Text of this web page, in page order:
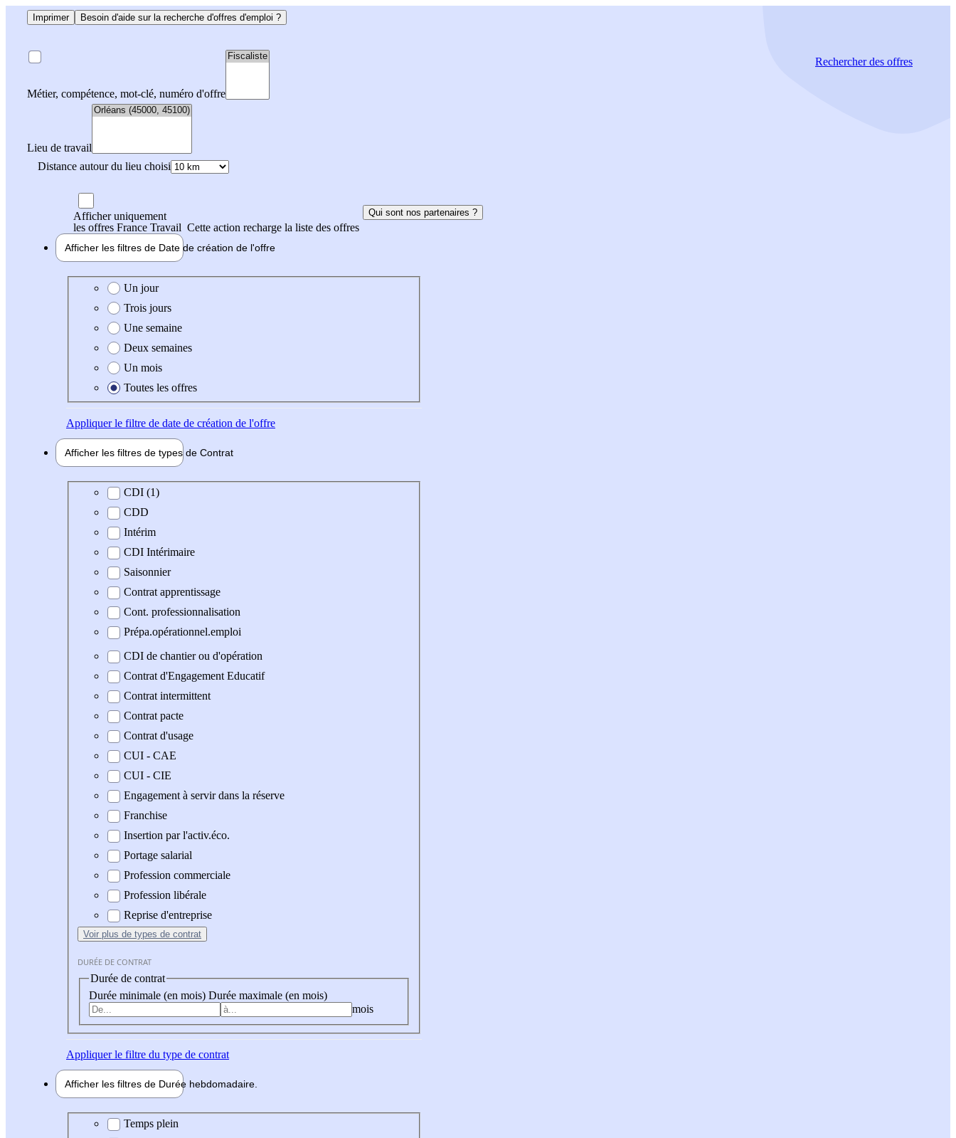
Imprimer Besoin d'aide sur la recherche d'offres d'emploi ?
Métier, compétence, mot-clé, numéro d'offre
Lieu de travail
Distance autour du lieu choisi
Rechercherdes offres
Afficher uniquement
les offres France Travail Cette action recharge la liste des offres
Qui sont nos partenaires ?
Afficher les filtres de Date de création de l'offre
Date de création de l'offre
Un jour
Trois jours
Une semaine
Deux semaines
Un mois
Toutes les offres
Appliquerle filtre de date de création de l'offre
Afficher les filtres de types de Contrat
Type de contrat
CDI (1)
CDD
Intérim
CDI Intérimaire
Saisonnier
Contrat apprentissage
Cont. professionnalisation
Prépa.opérationnel.emploi
CDI de chantier ou d'opération
Contrat d'Engagement Educatif
Contrat intermittent
Contrat pacte
Contrat d'usage
CUI - CAE
CUI - CIE
Engagement à servir dans la réserve
Franchise
Insertion par l'activ.éco.
Portage salarial
Profession commerciale
Profession libérale
Reprise d'entreprise
Voir plus de types de contrat
DURÉE DE CONTRAT
Durée de contrat
Durée minimale (en mois) Durée maximale (en mois)
mois
Appliquerle filtre du type de contrat
Afficher les filtres de Durée hebdomadaire
Durée hebdomadaire
Temps plein